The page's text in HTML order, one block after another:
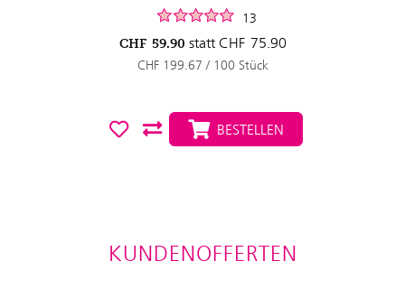
13
CHF 59.90 statt CHF 75.90
CHF 199.67 / 100 Stück
BESTELLEN
KUNDENOFFERTEN